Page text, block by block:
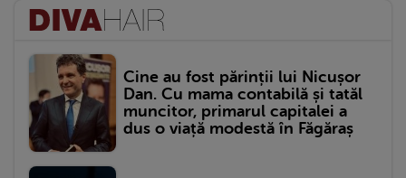
Cine au fost părinții lui Nicușor
Dan. Cu mama contabilă și tatăl
muncitor, primarul capitalei a
dus o viață modestă în Făgăraș